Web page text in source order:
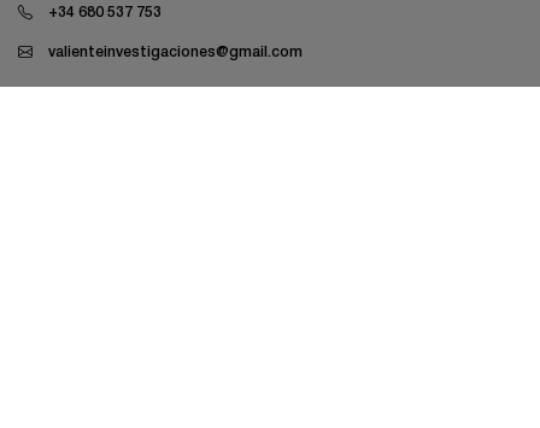
+34 680 537 753
valienteinvestigaciones@gmail.com